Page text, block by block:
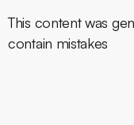
This content was
contain mistakes